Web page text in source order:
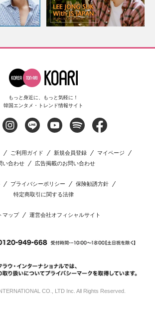
もっと身近に、もっと気軽に！
韓国エンタメ・トレンド情報サイト
ご利用ガイド 新規会員登録
マイページ
い合わせ
広告掲載のお問い合わせ
プライバシーポリシー
保険勧誘方針
特定商取引に関する法律
マップ 運営会社オフィシャルサイト
CO., LTD Inc. All Rights Reserved.